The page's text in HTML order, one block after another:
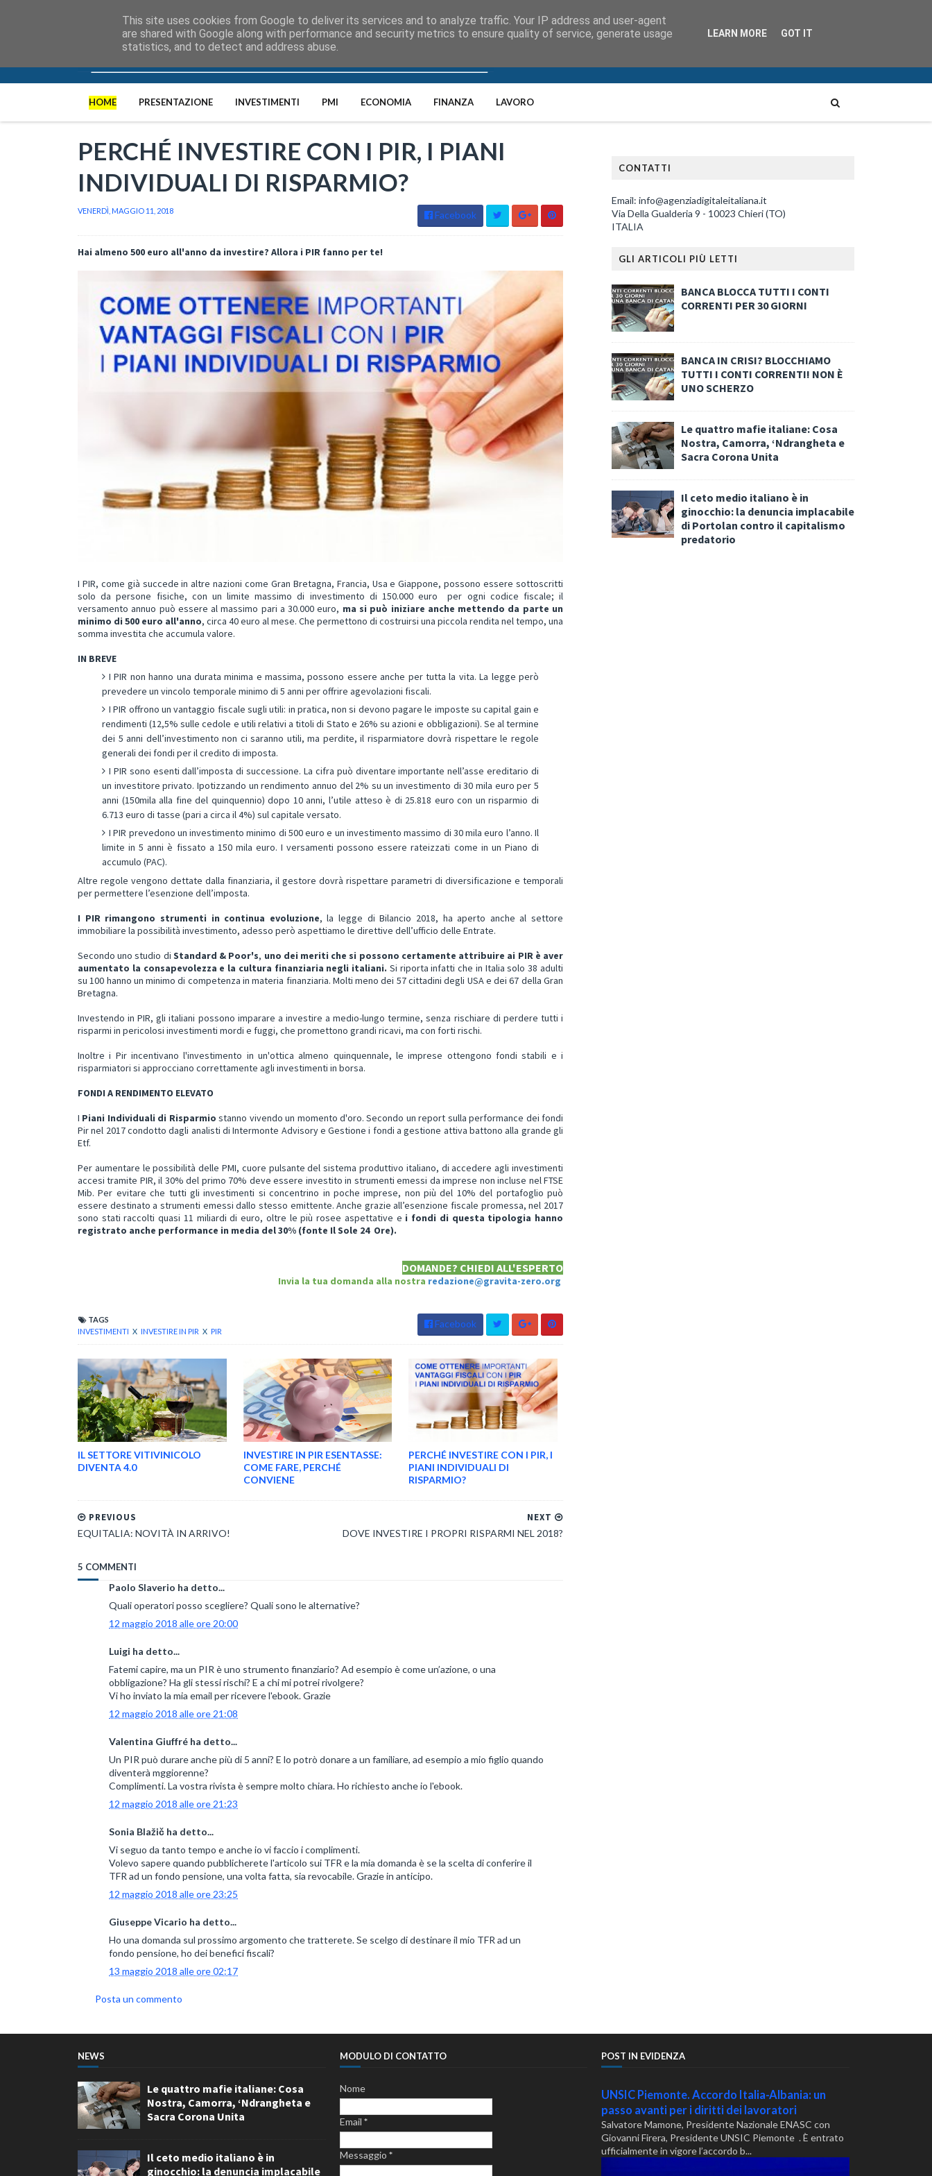
HOME PRESENTAZIONE INVESTIMENTI PMI ECONOMIA FINANZA LAVORO
PERCHÉ INVESTIRE CON I PIR, I PIANI
INDIVIDUALI DI RISPARMIO?
VENERDÌ, MAGGIO 11, 2018 Facebook
Hai almeno 500 euro all'anno da investire? Allora i PIR fanno per te!
I PIR, come già succede in altre nazioni come Gran Bretagna, Francia, Usa e Giappone, possono essere sottoscritti
solo da persone fisiche, con un limite massimo di investimento di 150.000 euro per ogni codice fiscale; il
versamento annuo può essere al massimo pari a 30.000 euro, ma si può iniziare anche mettendo da parte un
minimo di 500 euro all'anno, circa 40euro al mese. Che permettono di costruirsi una piccola rendita nel tempo, una
somma investita che accumula valore.
IN BREVE
I PIR non hanno una durata minima e massima, possono essere anche per tutta la vita. La legge però
prevedere un vincolo temporale minimo di 5 anni per offrire agevolazioni fiscali.
I PIR offrono un vantaggio fiscale sugli utili: in pratica, non si devono pagare le imposte su capital gain e
rendimenti (12,5% sulle cedole e utili relativi a titoli di Stato e 26% su azioni e obbligazioni). Se al termine
dei 5 anni dell’investimento non ci saranno utili, ma perdite, il risparmiatore dovrà rispettare le regole
generali dei fondi per il credito di imposta.
I PIR sono esenti dall’imposta di successione. La cifra può diventare importante nell’asse ereditario di
un investitore privato. Ipotizzando un rendimento annuo del 2% su un investimento di 30 mila euro per 5
anni (150mila alla fine del quinquennio) dopo 10 anni, l’utile atteso è di 25.818 euro con un risparmio di
6.713 euro di tasse (pari a circa il 4%) sul capitale versato.
I PIR prevedono un investimento minimo di 500 euro e un investimento massimo di 30 mila euro l’anno. Il
limite in 5 anni è fissato a 150 mila euro. I versamenti possono essere rateizzati come in un Piano di
accumulo (PAC).
Altre regole vengono dettate dalla finanziaria, il gestore dovrà rispettare parametri di diversificazione e temporali
per permettere l’esenzione dell’imposta.
I PIR rimangono strumenti in continua evoluzione, la legge di Bilancio 2018, ha aperto anche al settore
immobiliare la possibilità investimento, adesso però aspettiamo le direttive dell’ufficio delle Entrate.
Secondo uno studio di Standard & Poor's, uno dei meriti che si possono certamente attribuire ai PIR è aver
aumentato la consapevolezza e la cultura finanziaria negli italiani. Si riporta infatti che in Italia solo 38 adulti
su 100 hanno un minimo di competenza in materia finanziaria. Molti meno dei 57 cittadini degli USA e dei 67 della Gran
Bretagna.
Investendo in PIR, gli italiani possono imparare a investire a medio-lungo termine, senza rischiare di perdere tutti i
risparmi in pericolosi investimenti mordi e fuggi, che promettono grandi ricavi, ma con forti rischi.
Inoltre i Pir incentivano l'investimento in un'ottica almeno quinquennale, le imprese ottengono fondi stabili e i
risparmiatori si approcciano correttamente agli investimenti in borsa.
FONDI A RENDIMENTO ELEVATO
I Piani Individuali di Risparmio stanno vivendo un momento d'oro. Secondo un report sulla performance dei fondi
Pir nel 2017 condotto dagli analisti di Intermonte Advisory e Gestione i fondi a gestione attiva battono alla grande gli
Etf.
Per aumentare le possibilità delle PMI, cuore pulsante del sistema produttivo italiano, di accedere agli investimenti
accesi tramite PIR, il 30% del primo 70% deve essere investito in strumenti emessi da imprese non incluse nel FTSE
Mib. Per evitare che tutti gli investimenti si concentrino in poche imprese, non più del 10% del portafoglio può
essere destinato a strumenti emessi dallo stesso emittente. Anche grazie all’esenzione fiscale promessa, nel 2017
sono stati raccolti quasi 11 miliardi di euro, oltre le più rosee aspettative e i fondi di questa tipologia hanno
registrato anche performance in media del 30% (fonte Il Sole 24 Ore).
DOMANDE? CHIEDI ALL'ESPERTO
Invia la tua domanda alla nostra redazione@gravita-zero.org
TAGS
INVESTIMENTI X INVESTIRE IN PIR X PIR
Facebook
IL SETTORE VITIVINICOLO
DIVENTA 4.0
INVESTIRE IN PIR ESENTASSE:
COME FARE, PERCHÉ
CONVIENE
PERCHÉ INVESTIRE CON I PIR, I
PIANI INDIVIDUALI DI
RISPARMIO?
NEXT
DOVE INVESTIRE I PROPRI RISPARMI NEL 2018?
PREVIOUS
EQUITALIA: NOVITÀ IN ARRIVO!
5 COMMENTI
Paolo Slaverio ha detto...
Quali operatori posso scegliere? Quali sono le alternative?
12 maggio 2018 alle ore 20:00
Luigi ha detto...
Fatemi capire, ma un PIR è uno strumento finanziario? Ad esempio è come un’azione, o una
obbligazione? Ha gli stessi rischi? E a chi mi potrei rivolgere?
Vi ho inviato la mia email per ricevere l'ebook. Grazie
12 maggio 2018 alle ore 21:08
Valentina Giuffré ha detto...
Un PIR può durare anche più di 5 anni? E lo potrò donare a un familiare, ad esempio a mio figlio quando
diventerà mggiorenne?
Complimenti. La vostra rivista è sempre molto chiara. Ho richiesto anche io l'ebook.
12 maggio 2018 alle ore 21:23
Sonia Blažič ha detto...
Vi seguo da tanto tempo e anche io vi faccio i complimenti.
Volevo sapere quando pubblicherete l'articolo sui TFR e la mia domanda è se la scelta di conferire il
TFR ad un fondo pensione, una volta fatta, sia revocabile. Grazie in anticipo.
12 maggio 2018 alle ore 23:25
Giuseppe Vicario ha detto...
Ho una domanda sul prossimo argomento che tratterete. Se scelgo di destinare il mio TFR ad un
fondo pensione, ho dei benefici fiscali?
13 maggio 2018 alle ore 02:17
Posta un commento
CONTATTI
Email: info@agenziadigitaleitaliana.it
Via Della Gualderia 9 - 10023 Chieri (TO)
ITALIA
GLI ARTICOLI PIÙ LETTI
BANCA BLOCCA TUTTI I CONTI
CORRENTI PER 30 GIORNI
BANCA IN CRISI? BLOCCHIAMO
TUTTI I CONTI CORRENTI! NON È
UNO SCHERZO
Le quattro mafie italiane: Cosa
Nostra, Camorra, ‘Ndrangheta e
Sacra Corona Unita
Il ceto medio italiano è in
ginocchio: la denuncia implacabile
di Portolan contro il capitalismo
predatorio
NEWS
Le quattro mafie italiane: Cosa
Nostra, Camorra, ‘Ndrangheta e
Sacra Corona Unita
Il ceto medio italiano è in
ginocchio: la denuncia implacabile
MODULO DI CONTATTO
Nome
Email *
Messaggio *
POST IN EVIDENZA
UNSIC Piemonte. Accordo Italia-Albania: un
passo avanti per i diritti dei lavoratori
Salvatore Mamone, Presidente Nazionale ENASC con
Giovanni Firera, Presidente UNSIC Piemonte . È entrato
ufficialmente in vigore l’accordo b...
This site uses cookies from Google to deliver its services and to analyze traffic. Your IP address and user-agent
are shared with Google along with performance and security metrics to ensure quality of service, generate usage
statistics, and to detect and address abuse.
LEARN MORE GOT IT